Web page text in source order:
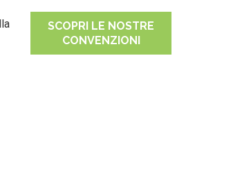
SCOPRI LE NOSTRE
CONVENZIONI